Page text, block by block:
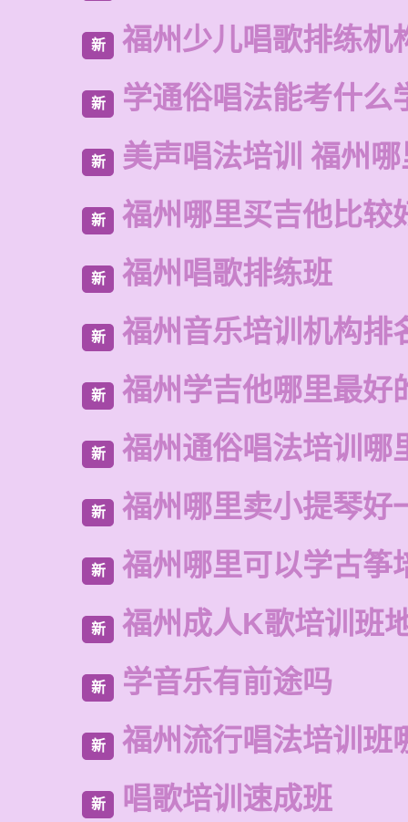
新 福州少儿唱歌排练机
新 学通俗唱法能考什么
新 美声唱法培训 福州
新 福州哪里买吉他比较
新 福州唱歌排练班
新 福州音乐培训机构排
新 福州学吉他哪里最好
新 福州通俗唱法培训哪
新 福州哪里卖小提琴好
新 福州哪里可以学古筝
新 福州成人K歌培训班
新 学音乐有前途吗
新 福州流行唱法培训班
新 唱歌培训速成班